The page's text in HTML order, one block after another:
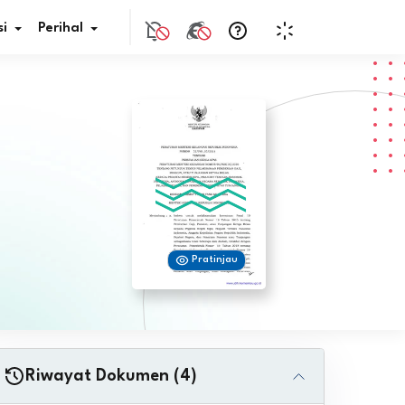
JDIH
Perihal
Pratinjau
Riwayat Dokumen (4)